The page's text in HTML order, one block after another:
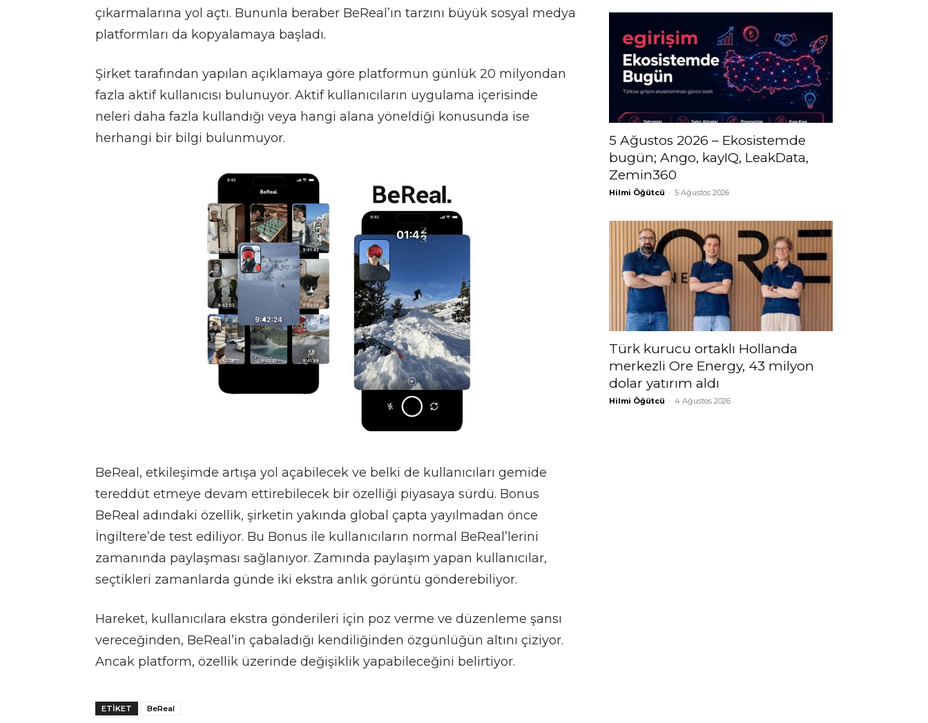
çıkarmalarına yol açtı. Bununla beraber BeReal’ın tarzını büyük sosyal medya
platformları da kopyalamaya başladı.
Şirket tarafından yapılan açıklamaya göre platformun günlük 20 milyondan
fazla aktif kullanıcısı bulunuyor. Aktif kullanıcıların uygulama içerisinde
neleri daha fazla kullandığı veya hangi alana yöneldiği konusunda ise
herhangi bir bilgi bulunmuyor.
BeReal, etkileşimde artışa yol açabilecek ve belki de kullanıcıları gemide
tereddüt etmeye devam ettirebilecek bir özelliği piyasaya sürdü. Bonus
BeReal adındaki özellik, şirketin yakında global çapta yayılmadan önce
İngiltere’de test ediliyor. Bu Bonus ile kullanıcıların normal BeReal’lerini
zamanında paylaşması sağlanıyor. Zamında paylaşım yapan kullanıcılar,
seçtikleri zamanlarda günde iki ekstra anlık görüntü gönderebiliyor.
Hareket, kullanıcılara ekstra gönderileri için poz verme ve düzenleme şansı
vereceğinden, BeReal’in çabaladığı kendiliğinden özgünlüğün altını çiziyor.
Ancak platform, özellik üzerinde değişiklik yapabileceğini belirtiyor.
ETIKET BeReal
5 Ağustos 2026 – Ekosistemde
bugün; Ango, kayIQ, LeakData,
Zemin360
Hilmi Öğütcü - 5 Ağustos 2026
Türk kurucu ortaklı Hollanda
merkezli Ore Energy, 43 milyon
dolar yatırım aldı
Hilmi Öğütcü - 4 Ağustos 2026